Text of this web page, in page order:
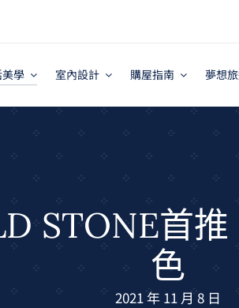
學 室內設計 購屋指南 夢想
STONE首
色
2021 年 11 月 8 日